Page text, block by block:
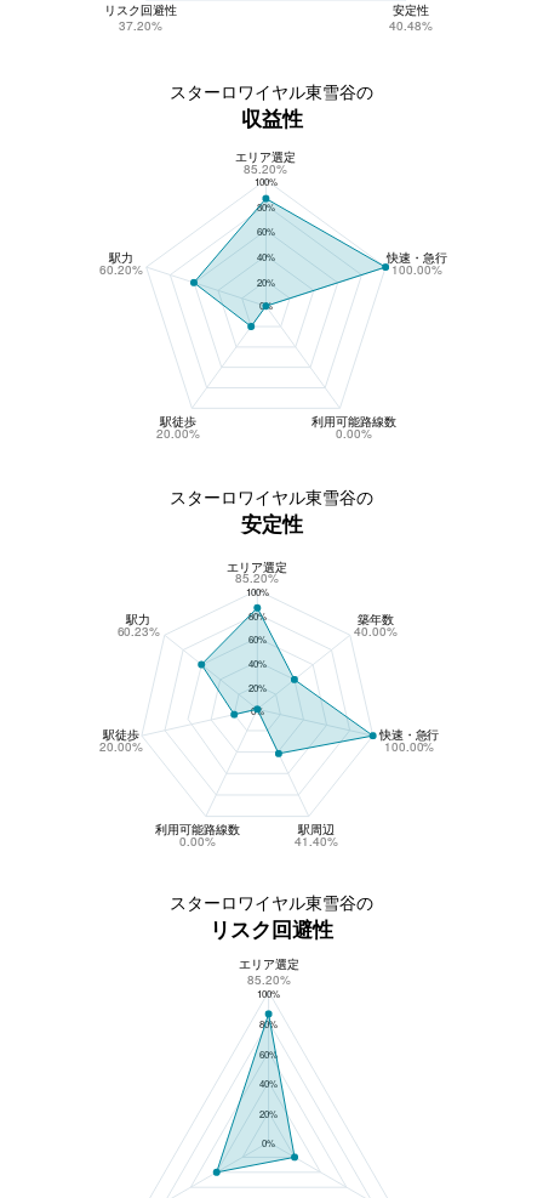
リスク回避性
37.20%
安定性
40.48%
スターロワイヤル東雪谷の
収益性
スターロワイヤル東雪谷の収益性
100%
80%
60%
40%
20%
0%
エリア選定
85.20%
駅力
60.20%
駅徒歩
20.00%
利用可能路線数
0.00%
快速・急行
100.00%
スターロワイヤル東雪谷の
安定性
100%
80%
60%
40%
20%
0%
エリア選定
85.20%
駅力
60.23%
駅徒歩
20.00%
利用可能路線数
0.00%
駅周辺
41.40%
快速・急行
100.00%
築年数
40.00%
スターロワイヤル東雪谷の
リスク回避性
スターロワイヤル東雪谷のリスク回避性
100%
80%
60%
40%
20%
0%
エリア選定
85.20%